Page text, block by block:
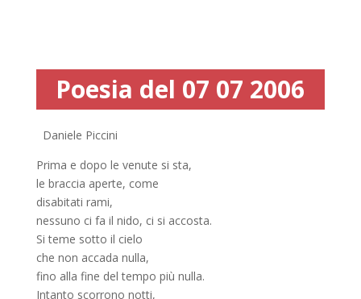
Poesia del 07 07 2006
Daniele Piccini
Prima e dopo le venute si sta,
le braccia aperte, come
disabitati rami,
nessuno ci fa il nido, ci si accosta.
Si teme sotto il cielo
che non accada nulla,
fino alla fine del tempo più nulla.
Intanto scorrono notti,